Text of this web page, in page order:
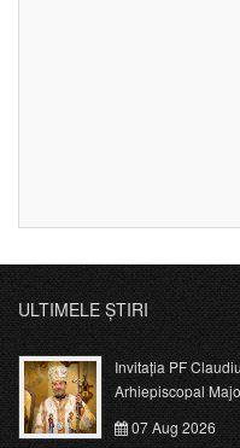
ULTIMELE ȘTIRI
Invitația PF
Arhiepiscopal
07 Aug 2026